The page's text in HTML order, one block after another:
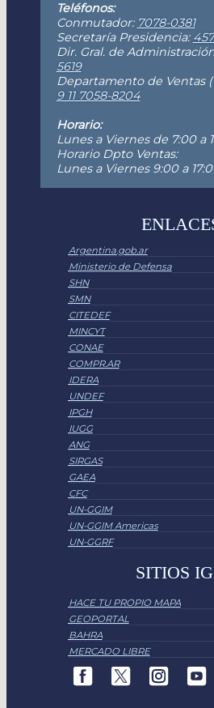
Teléfonos:
Conmutador: 7078-0381
Secretaría Presidencia:
Dir. Gral. de
5619
Departamento de Ventas
9 11 7058-8204
Horario:
Lunes a Viernes de 7:00 a
Horario Dpto Ventas:
Lunes a Viernes 9:00 a
Argentina.gob.ar
Ministerio de Defensa
SHN
SMN
CITEDEF
MINCYT
CONAE
COMPR.AR
IDERA
UNDEF
IPGH
IUGG
ANG
SIRGAS
GAEA
CFC
UN-GGIM
UN-GGIM Americas
UN-GGRF
SITIOS
HACE TU PROPIO MAPA
GEOPORTAL
BAHRA
MERCADO LIBRE